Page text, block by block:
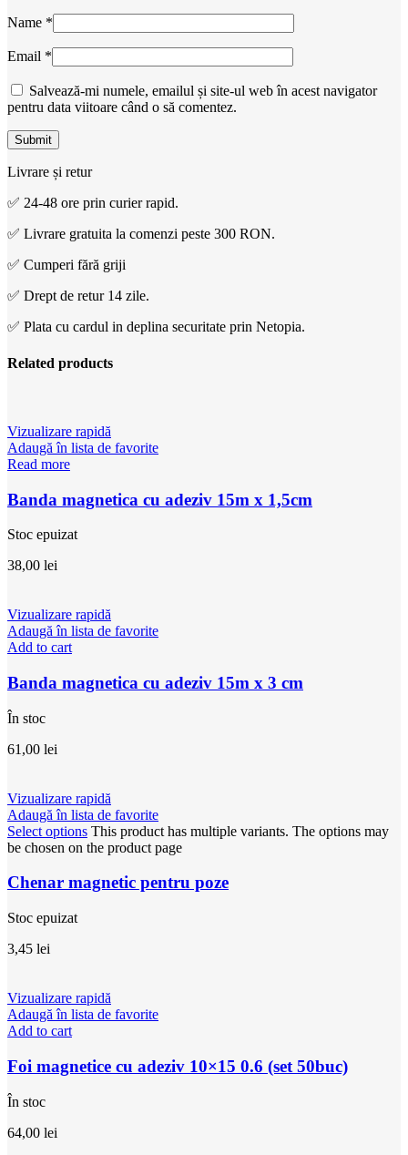
Name *
Email *
Salvează-mi numele, emailul și site-ul web în acest navigator
pentru data viitoare când o să comentez.
Livrare și retur
✅ 24-48 ore prin curier rapid.
✅ Livrare gratuita la comenzi peste 300 RON.
✅ Cumperi fără griji
✅ Drept de retur 14 zile.
✅ Plata cu cardul in deplina securitate prin Netopia.
Related products
Vizualizare rapidă
Adaugă în lista de favorite
Read more
Banda magnetica cu adeziv 15m x 1,5cm
Stoc epuizat
38,00 lei
Vizualizare rapidă
Adaugă în lista de favorite
Add to cart
Banda magnetica cu adeziv 15m x 3 cm
În stoc
61,00 lei
Vizualizare rapidă
Adaugă în lista de favorite
Select options This product has multiple variants. The options may
be chosen on the product page
Chenar magnetic pentru poze
Stoc epuizat
3,45 lei
Vizualizare rapidă
Adaugă în lista de favorite
Add to cart
Foi magnetice cu adeziv 10×15 0.6 (set 50buc)
În stoc
64,00 lei